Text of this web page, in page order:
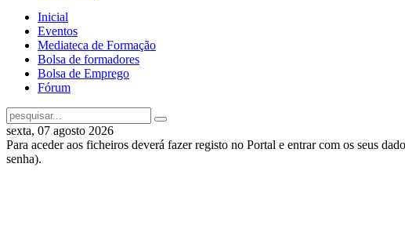
Inicial
Eventos
Mediateca de Formação
Bolsa de formadores
Bolsa de Emprego
Fórum
sexta, 07 agosto 2026
Para aceder aos ficheiros deverá fazer registo no Portal e entrar com os seus
senha).